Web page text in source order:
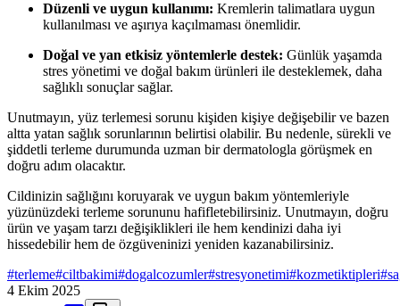
Düzenli ve uygun kullanımı: Kremlerin talimatlara uygun
kullanılması ve aşırıya kaçılmaması önemlidir.
Doğal ve yan etkisiz yöntemlerle destek: Günlük yaşamda
stres yönetimi ve doğal bakım ürünleri ile desteklemek, daha
sağlıklı sonuçlar sağlar.
Unutmayın, yüz terlemesi sorunu kişiden kişiye değişebilir ve bazen
altta yatan sağlık sorunlarının belirtisi olabilir. Bu nedenle, sürekli ve
şiddetli terleme durumunda uzman bir dermatologla görüşmek en
doğru adım olacaktır.
Cildinizin sağlığını koruyarak ve uygun bakım yöntemleriyle
yüzünüzdeki terleme sorununu hafifletebilirsiniz. Unutmayın, doğru
ürün ve yaşam tarzı değişiklikleri ile hem kendinizi daha iyi
hissedebilir hem de özgüveninizi yeniden kazanabilirsiniz.
#terleme#ciltbakimi#dogalcozumler#stresyonetimi#kozmetiktipleri#
4 Ekim 2025